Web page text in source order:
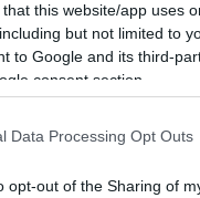
that this website/app uses
but not limited to
to Google and its third-
consent section.
Data Processing Opt Outs
opt-out of the Sharing of
Says He's 'Living
Years After Son
6JPsOUhQbC